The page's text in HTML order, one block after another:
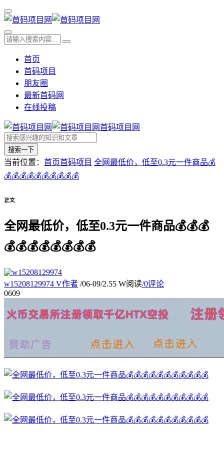
首页
首码项目
朋友圈
最新首码网
在线投稿
首码项目网
搜索一下
当前位置： 首页首码项目 全网最低价，低至0.3元一件商品💰
💰💰💰💰💰💰💰💰💰💰
正文
全网最低价，低至0.3元一件商品💰💰💰
💰💰💰💰💰💰💰💰
w15208129974 V作者 /06-09/2.55 W阅读/0评论
0609